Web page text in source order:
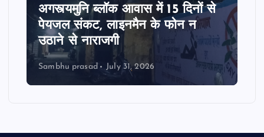
अगस्त्यमुनि ब्लॉक आवास में 15 दिनों से
पेयजल संकट, लाइनमैन के फोन न
उठाने से नाराजगी
Sambhu prasad July 31, 2026